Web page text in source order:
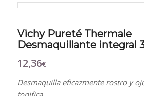
Vichy Pureté Thermale
Desmaquillante integral
12,36€
Desmaquilla eficazmente rostro y